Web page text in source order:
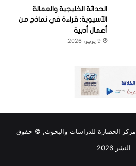
الحداثة الخليجية والعمالة
الآسيوية: قراءة في نماذج من
أعمال أدبية
9 يونيو، 2026
مركز الحضارة للدراسات والبحوث, © حقوق
النشر 2026